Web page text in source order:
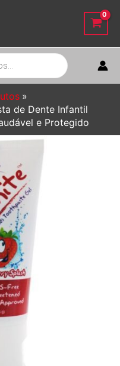
de Dente Infantil
e Protegido